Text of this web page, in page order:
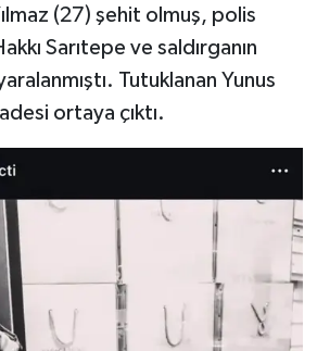
(27) şehit olmuş, polis
Sarıtepe ve saldırganın
Tutuklanan Yunus
ortaya çıktı.